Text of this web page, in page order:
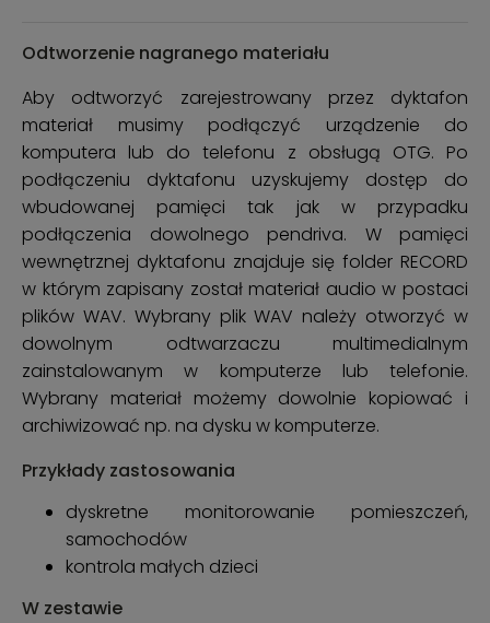
Odtworzenie nagranego materiału
Aby odtworzyć zarejestrowany przez dyktafon
materiał musimy podłączyć urządzenie do
komputera lub do telefonu z obsługą OTG. Po
podłączeniu dyktafonu uzyskujemy dostęp do
wbudowanej pamięci tak jak w przypadku
podłączenia dowolnego pendriva. W pamięci
wewnętrznej dyktafonu znajduje się folder RECORD
w którym zapisany został materiał audio w postaci
plików WAV. Wybrany plik WAV należy otworzyć w
dowolnym odtwarzaczu multimedialnym
zainstalowanym w komputerze lub telefonie.
Wybrany materiał możemy dowolnie kopiować i
archiwizować np. na dysku w komputerze.
Przykłady zastosowania
dyskretne monitorowanie pomieszczeń,
samochodów
kontrola małych dzieci
W zestawie